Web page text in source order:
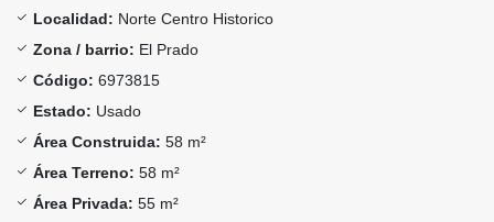
Localidad: Norte Centro Historico
Zona / barrio: El Prado
Código: 6973815
Estado: Usado
Área Construida: 58 m²
Área Terreno: 58 m²
Área Privada: 55 m²